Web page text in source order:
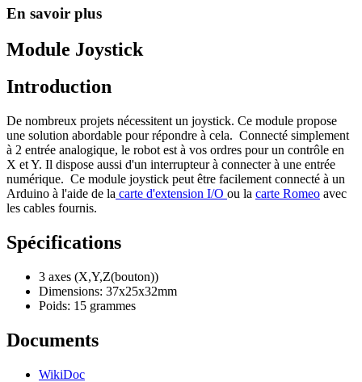
En savoir plus
Module Joystick
Introduction
De nombreux projets nécessitent un joystick. Ce module propose
une solution abordable pour répondre à cela. Connecté simplement
à 2 entrée analogique, le robot est à vos ordres pour un contrôle en
X et Y. Il dispose aussi d'un interrupteur à connecter à une entrée
numérique. Ce module joystick peut être facilement connecté à un
Arduino à l'aide de la carte d'extension I/O ou la carte Romeo avec
les cables fournis.
Spécifications
3 axes (X,Y,Z(bouton))
Dimensions: 37x25x32mm
Poids: 15 grammes
Documents
WikiDoc